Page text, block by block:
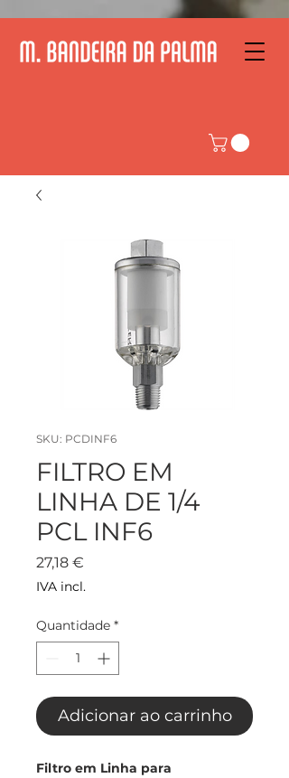
SKU: PCDINF6
FILTRO EM
LINHA DE 1/4
PCL INF6
27,18 €
IVA incl.
Quantidade *
Adicionar ao carrinho
Filtro em Linha para